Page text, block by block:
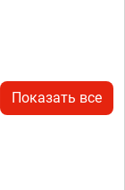
Показать все